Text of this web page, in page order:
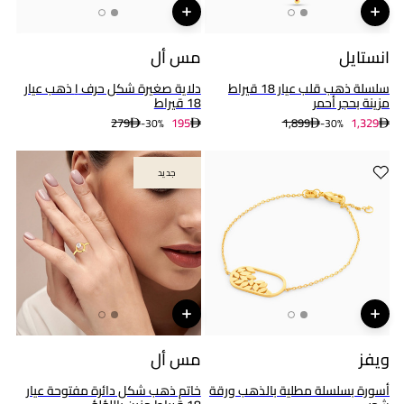
انستايل
سلسلة ذهب قلب عيار 18 قيراط
مزينة بحجر أحمر
1,899 30%- 1,329
مس أل
دلاية صغيرة شكل حرف I ذهب عيار
18 قيراط
279 30%- 195
ويفز
أسورة بسلسلة مطلية بالذهب ورقة
جديد
جديد
مس أل
خاتم ذهب شكل دائرة مفتوحة عيار